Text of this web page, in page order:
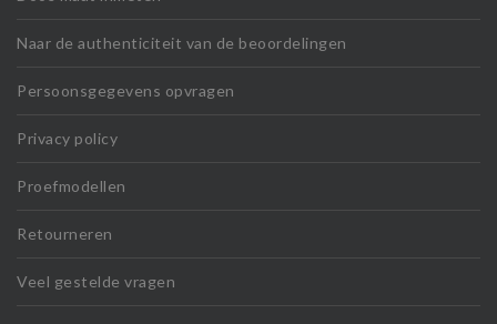
Naar de authenticiteit van de beoordelingen
Persoonsgegevens opvragen
Privacy policy
Proefmodellen
Retourneren
Veel gestelde vragen